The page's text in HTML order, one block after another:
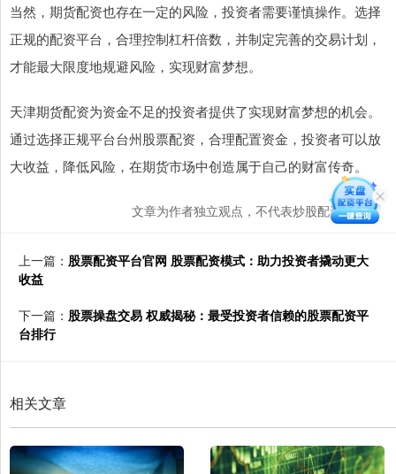
当然，期货配资也存在一定的风险，投资者需要谨慎操作。选择
正规的配资平台，合理控制杠杆倍数，并制定完善的交易计划，
才能最大限度地规避风险，实现财富梦想。
天津期货配资为资金不足的投资者提供了实现财富梦想的机会。
通过选择正规平台台州股票配资，合理配置资金，投资者可以放
大收益，降低风险，在期货市场中创造属于自己的财富传奇。
文章为作者独立观点，不代表炒股配资网观点
上一篇： 股票配资平台官网 股票配资模式：助力投资者撬动更大
收益
下一篇： 股票操盘交易 权威揭秘：最受投资者信赖的股票配资平
台排行
相关文章